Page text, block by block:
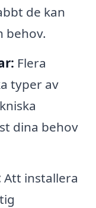
de kan
behov.
Flera
typer av
dina behov
Att installera